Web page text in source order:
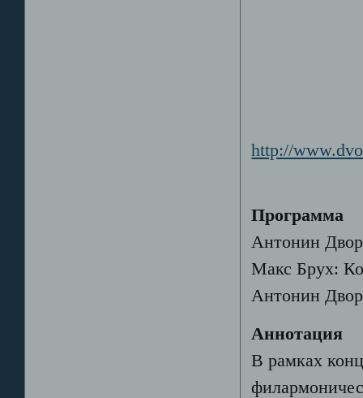
http://
Программа
Антонин
Макс Брух:
Антонин
Аннотация
В рамках